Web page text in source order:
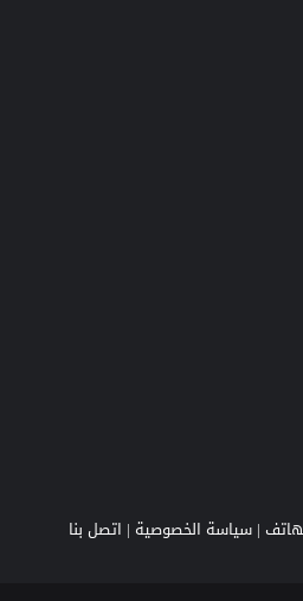
|سياسة الخصوصية | اتصل بنا